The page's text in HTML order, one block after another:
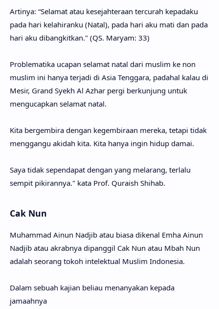
Artinya: “Selamat atau kesejahteraan tercurah kepadaku
pada hari kelahiranku (Natal), pada hari aku mati dan pada
hari aku dibangkitkan." (QS. Maryam: 33)
Problematika ucapan selamat natal dari muslim ke non
muslim ini hanya terjadi di Asia Tenggara, padahal kalau di
Mesir, Grand Syekh Al Azhar pergi berkunjung untuk
mengucapkan selamat natal.
Kita bergembira dengan kegembiraan mereka, tetapi tidak
menggangu akidah kita. Kita hanya ingin hidup damai.
Saya tidak sependapat dengan yang melarang, terlalu
sempit pikirannya." kata Prof. Quraish Shihab.
Cak Nun
Muhammad Ainun Nadjib atau biasa dikenal Emha Ainun
Nadjib atau akrabnya dipanggil Cak Nun atau Mbah Nun
adalah seorang tokoh intelektual Muslim Indonesia.
Dalam sebuah kajian beliau menanyakan kepada
jamaahnya